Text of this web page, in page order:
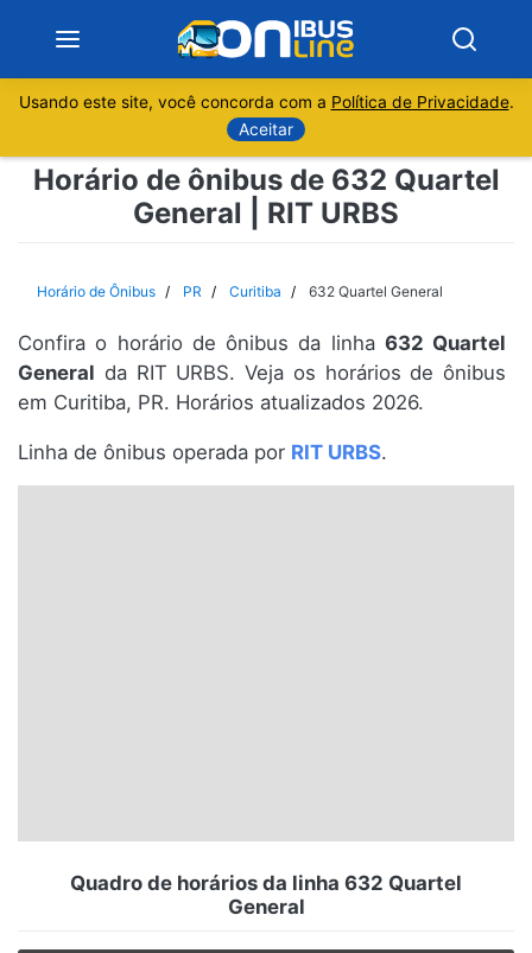
Sobre
Rio de Janeiro
Usando este site, você concorda com a Política de Privacidade.
Aceitar
Horário de ônibus de 632 Quartel
General | RIT URBS
Horário de Ônibus PR Curitiba 632 Quartel General
Confira o horário de ônibus da linha 632 Quartel
General da RIT URBS. Veja os horários de ônibus
em Curitiba, PR. Horários atualizados 2026.
Linha de ônibus operada por RIT URBS.
Quadro de horários da linha 632 Quartel
General